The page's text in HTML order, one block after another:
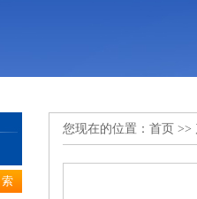
您现在的位置： 首页 >>